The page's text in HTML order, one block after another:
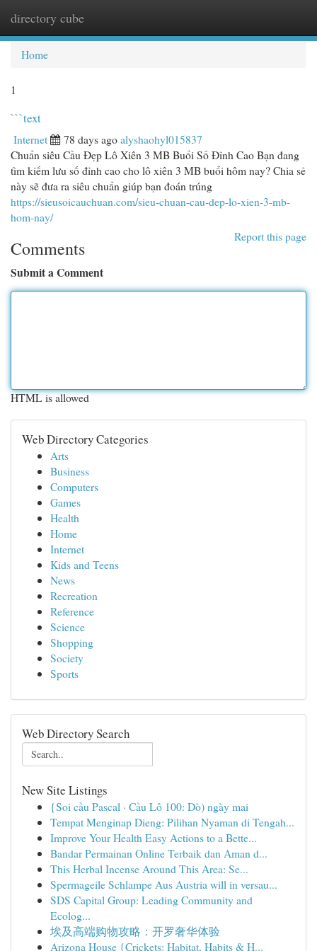
directory cube
Home
1
```text
Internet 78 days agoalyshaohyl015837
Chuẩn siêu Cầu Đẹp Lô Xiên 3 MB Buổi Số Đỉnh Cao Bạn đang
tìm kiếm lưu số đỉnh cao cho lô xiên 3 MB buổi hôm nay? Chia sẻ
này sẽ đưa ra siêu chuẩn giúp bạn đoán trúng
https://sieusoicauchuan.com/sieu-chuan-cau-dep-lo-xien-3-mb-
hom-nay/
Report this page
Comments
Submit a Comment
HTML is allowed
Web Directory Categories
Arts
Business
Computers
Games
Health
Home
Internet
Kids and Teens
News
Recreation
Reference
Science
Shopping
Society
Sports
Web Directory Search
New Site Listings
{Soi cầu Pascal · Cầu Lô 100: Dò) ngày mai
Tempat Menginap Dieng: Pilihan Nyaman di Tengah...
Improve Your Health Easy Actions to a Bette...
Bandar Permainan Online Terbaik dan Aman d...
This Herbal Incense Around This Area: Se...
Spermageile Schlampe Aus Austria will in versau...
SDS Capital Group: Leading Community and
Ecolog...
埃及高端购物攻略：开罗奢华体验
Arizona House {Crickets: Habitat, Habits & H...